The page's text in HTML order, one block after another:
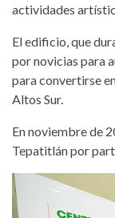
actividades
El edificio, que
por novicias para
para convertirse
Altos Sur.
En noviembre de
Tepatitlán por